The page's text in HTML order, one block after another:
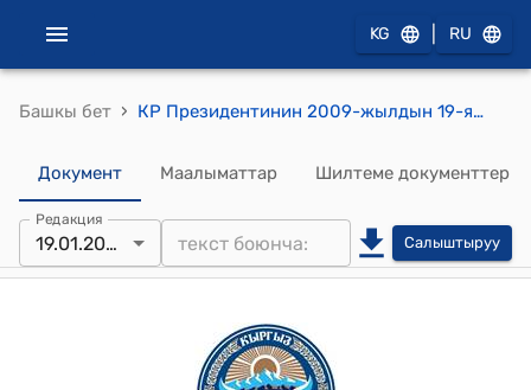
KG RU
Башкы бет › КР Президентинин 2009-жылдын 19-январындагы № 41 "М.В.Каганер жөнүндө" жарлыгы
Документ Маалыматтар Шилтеме документтер
Редакция
19.01.2009 Салыштыруу